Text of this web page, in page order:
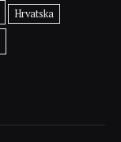
Hrvatska